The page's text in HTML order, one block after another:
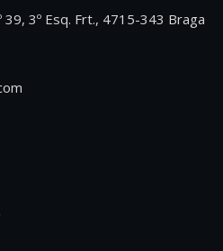
39, 3º Esq. Frt., 4715-343 Braga